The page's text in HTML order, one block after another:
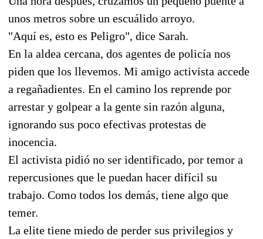
unos metros sobre un escuálido arroyo.
"Aquí es, esto es Peligro", dice Sarah.
En la aldea cercana, dos agentes de policía nos
piden que los llevemos. Mi amigo activista accede
a regañadientes. En el camino los reprende por
arrestar y golpear a la gente sin razón alguna,
ignorando sus poco efectivas protestas de
inocencia.
El activista pidió no ser identificado, por temor a
repercusiones que le puedan hacer difícil su
trabajo. Como todos los demás, tiene algo que
temer.
La elite tiene miedo de perder sus privilegios y